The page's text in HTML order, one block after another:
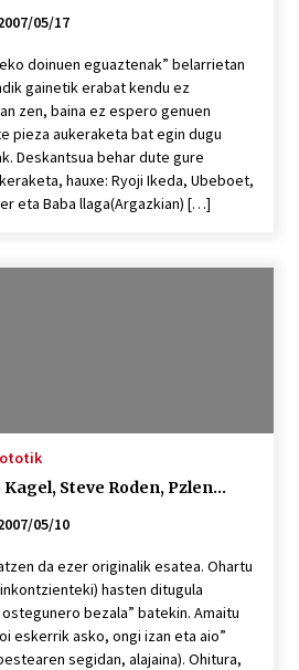
05/17
doinuen eguaztenak” belarrietan
gainetik erabat kendu ez
zen, baina ez espero genuen
pieza aukeraketa bat egin dugu
Deskantsua behar dute gure
hauxe: Ryoji Ikeda, Ubeboet,
eta Baba llaga(Argazkian) […]
Steve Roden, Pzlen…
05/10
da ezer originalik esatea. Ohartu
hasten ditugula
bezala” batekin. Amaitu
eskerrik asko, ongi izan eta aio”
segidan, alajaina). Ohitura,